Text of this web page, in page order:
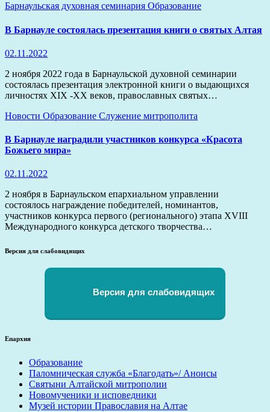
Барнаульская духовная семинария Образование
В Барнауле состоялась презентация книги о святых Алтая
02.11.2022
2 ноября 2022 года в Барнаульской духовной семинарии
состоялась презентация электронной книги о выдающихся
личностях XIX -XX веков, православных святых…
Новости Образование Служение митрополита
В Барнауле наградили участников конкурса «Красота
Божьего мира»
02.11.2022
2 ноября в Барнаульском епархиальном управлении
состоялось награждение победителей, номинантов,
участников конкурса первого (регионального) этапа XVIII
Международного конкурса детского творчества…
Версия для слабовидящих
Версия для слабовидящих
Епархия
Образование
Паломническая служба «Благодать»/ Анонсы
Святыни Алтайской митрополии
Новомученики и исповедники
Музей истории Православия на Алтае